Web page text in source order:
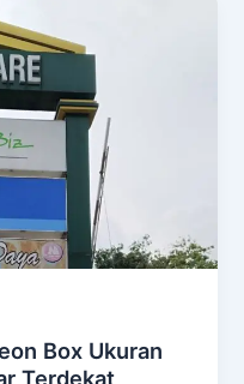
Box Ukuran
Terdekat